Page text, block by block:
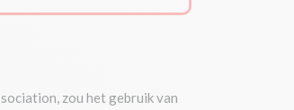
zou het gebruik van